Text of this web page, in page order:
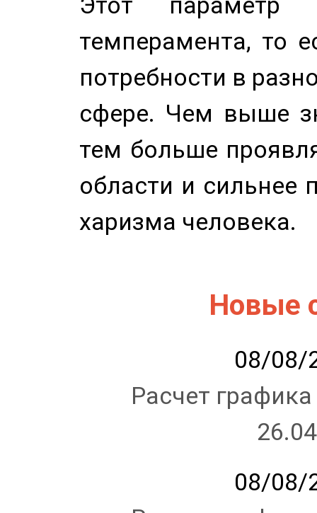
темперамента, то
потребности в
сфере. Чем выше
тем больше
области и сильнее
харизма человека.
Новые
08/08/
Расчет
08/08/